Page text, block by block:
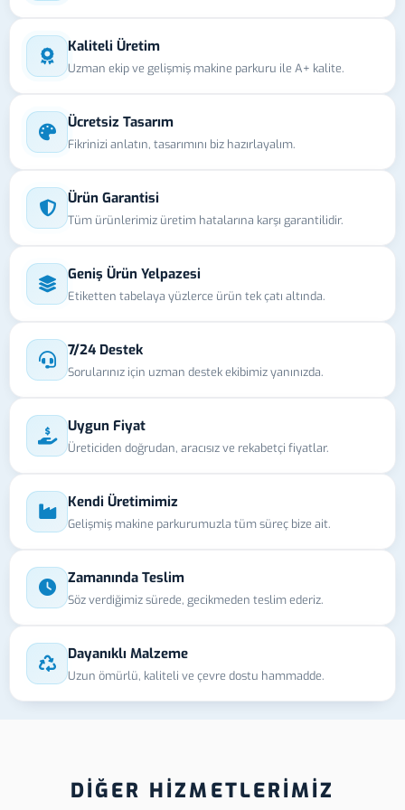
Kaliteli Üretim
Uzman ekip ve gelişmiş makine parkuru ile A+ kalite.
Ücretsiz Tasarım
Fikrinizi anlatın, tasarımını biz hazırlayalım.
Ürün Garantisi
Tüm ürünlerimiz üretim hatalarına karşı garantilidir.
Geniş Ürün Yelpazesi
Etiketten tabelaya yüzlerce ürün tek çatı altında.
7/24 Destek
Sorularınız için uzman destek ekibimiz yanınızda.
Uygun Fiyat
Üreticiden doğrudan, aracısız ve rekabetçi fiyatlar.
Kendi Üretimimiz
Gelişmiş makine parkurumuzla tüm süreç bize ait.
Zamanında Teslim
Söz verdiğimiz sürede, gecikmeden teslim ederiz.
Dayanıklı Malzeme
Uzun ömürlü, kaliteli ve çevre dostu hammadde.
DİĞER HİZMETLERİMİZ